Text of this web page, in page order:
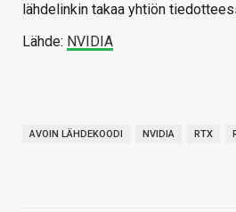
lähdelinkin takaa yhtiön
Lähde: NVIDIA
AVOIN LÄHDEKOODI NVIDIA RTX